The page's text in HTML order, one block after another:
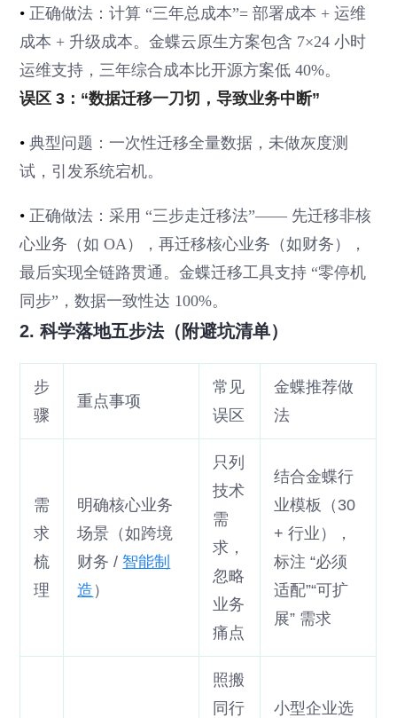
• 正确做法：计算 “三年总成本”= 部署成本 + 运维
成本 + 升级成本。金蝶云原生方案包含 7×24 小时
运维支持，三年综合成本比开源方案低 40%。
误区 3：“数据迁移一刀切，导致业务中断”
•典型问题：一次性迁移全量数据，未做灰度测
试，引发系统宕机。
• 正确做法：采用 “三步走迁移法”—— 先迁移非核
心业务（如 OA），再迁移核心业务（如财务），
最后实现全链路贯通。金蝶迁移工具支持 “零停机
同步”，数据一致性达 100%。
2. 科学落地五步法（附避坑清单）
步
骤
重点事项
常见
误区
金蝶推荐做
法
需
求
梳
理
明确核心业务
场景（如跨境
财务 / 智能制
造 ）
只列
技术
需
求，
忽略
业务
痛点
结合金蝶行
业模板（30
+ 行业），
标注 “必须
适配”“可扩
展” 需求
照搬
同行
小型企业选